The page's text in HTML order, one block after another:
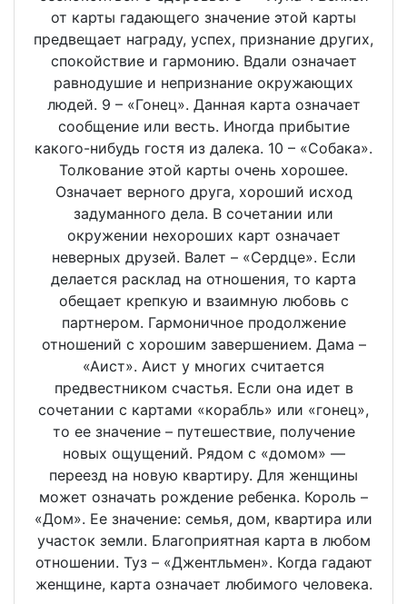
от карты гадающего значение этой карты
предвещает награду, успех, признание других,
спокойствие и гармонию. Вдали означает
равнодушие и непризнание окружающих
людей. 9 – «Гонец». Данная карта означает
сообщение или весть. Иногда прибытие
какого-нибудь гостя из далека. 10 – «Собака».
Толкование этой карты очень хорошее.
Означает верного друга, хороший исход
задуманного дела. В сочетании или
окружении нехороших карт означает
неверных друзей. Валет – «Сердце». Если
делается расклад на отношения, то карта
обещает крепкую и взаимную любовь с
партнером. Гармоничное продолжение
отношений с хорошим завершением. Дама –
«Аист». Аист у многих считается
предвестником счастья. Если она идет в
сочетании с картами «корабль» или «гонец»,
то ее значение – путешествие, получение
новых ощущений. Рядом с «домом» —
переезд на новую квартиру. Для женщины
может означать рождение ребенка. Король –
«Дом». Ее значение: семья, дом, квартира или
участок земли. Благоприятная карта в любом
отношении. Туз – «Джентльмен». Когда гадают
женщине, карта означает любимого человека.